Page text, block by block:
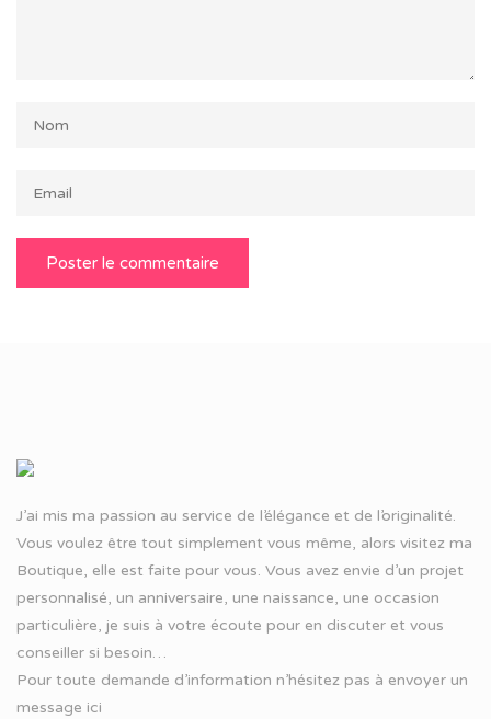
J’ai mis ma passion au service de l’élégance et de l’originalité.
Vous voulez être tout simplement vous même, alors visitez ma
Boutique, elle est faite pour vous. Vous avez envie d’un projet
personnalisé, un anniversaire, une naissance, une occasion
particulière, je suis à votre écoute pour en discuter et vous
conseiller si besoin…
Pour toute demande d’information n’hésitez pas à envoyer un
message ici